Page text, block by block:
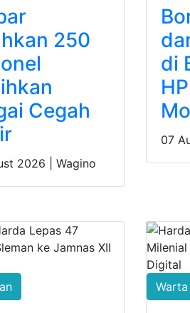
250
Cegah
2026 | Wagino
di
07